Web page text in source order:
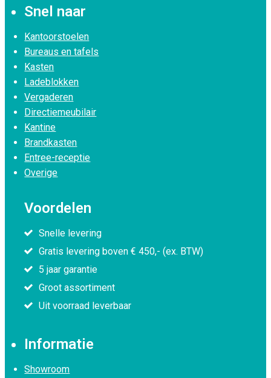
Snel naar
Kantoorstoelen
Bureaus en tafels
Kasten
Ladeblokken
Vergaderen
Directiemeubilair
Kantine
Brandkasten
Entree-receptie
Overige
Voordelen
Snelle levering
Gratis levering boven € 450,- (ex. BTW)
5 jaar garantie
Groot assortiment
Uit voorraad leverbaar
Informatie
Showroom